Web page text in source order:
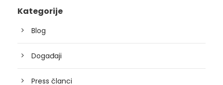
Kategorije
Blog
Događaji
Press članci